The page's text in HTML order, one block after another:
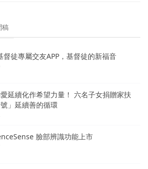
稿
督徒專屬交友APP，基督徒的新福音
延續化作希望力量！ 六名子女捐贈家扶
號」延續善的循環
臉部辨識功能上市